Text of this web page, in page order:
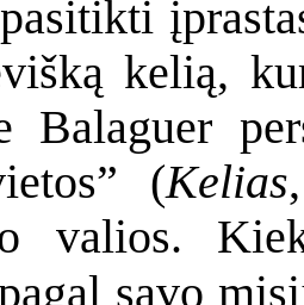
kelią,
Balaguer
(Kelias
valios.
savo